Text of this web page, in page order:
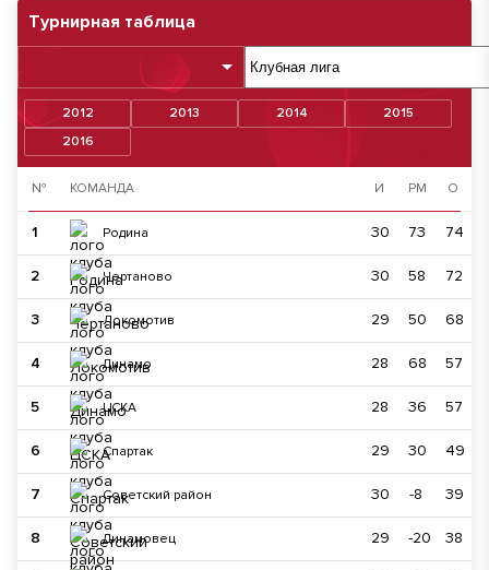
Турнирная таблица
2012 2013 2014
2015
2016
№ КОМАНДА И РМ О
1 Родина 30 73 74
2 Чертаново 30 58 72
3 Локомотив 29 50 68
4 Динамо 28 68 57
5 ЦСКА 28 36 57
6 Спартак 29 30 49
7 Советский район 30 -8 39
8 Динамовец 29 -20 38